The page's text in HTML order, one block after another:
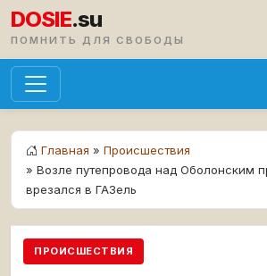
DOSIE.su
ПОМНИТЬ ДЛЯ СВОБОДЫ
Главная » Происшествия
» Возле путепровода над Оболонским
врезался в ГАЗель
ПРОИСШЕСТВИЯ